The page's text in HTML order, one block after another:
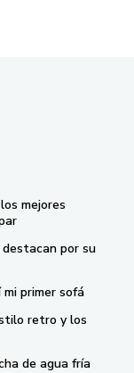
mejores
destacan por su
primer sofá
retro y los
de agua fría